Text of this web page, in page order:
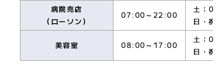
病院売店
（ローソン）
07:00～22:00
土：
日・祝
美容室 08:00～17:00
土：
日・祝